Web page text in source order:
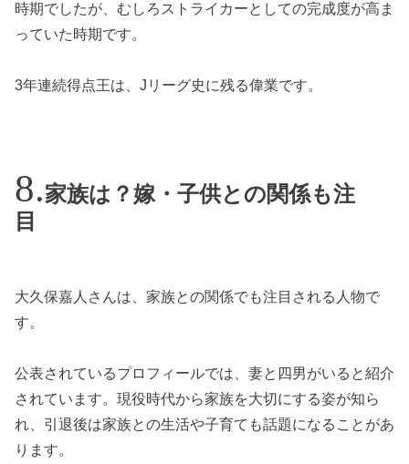
時期でしたが、むしろストライカーとしての完成度が高ま
っていた時期です。
3年連続得点王は、Jリーグ史に残る偉業です。
家族は？嫁・子供との関係も注
目
大久保嘉人さんは、家族との関係でも注目される人物で
す。
公表されているプロフィールでは、妻と四男がいると紹介
されています。現役時代から家族を大切にする姿が知ら
れ、引退後は家族との生活や子育ても話題になることがあ
ります。